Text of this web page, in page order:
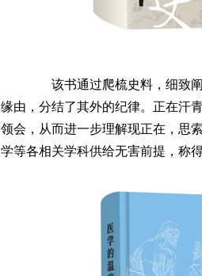
该书通过爬梳史料，细致阐
缘由，分结了其外的纪律。正在汗
领会，从而进一步理解现正在，思
学等各相关学科供给无害前提，称